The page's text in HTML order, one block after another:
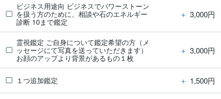
ビジネス用途向 ビジネスでパワーストーン
を扱う方のために、相談や石のエネルギー
診断 10まで鑑定
＋ 3,000円
霊視鑑定 ご自身について鑑定希望の方（メ
ッセージにて写真を送っていただきます）
お顔のアップより背景があるもの１枚
＋ 3,000円
１つ追加鑑定 ＋ 1,500円